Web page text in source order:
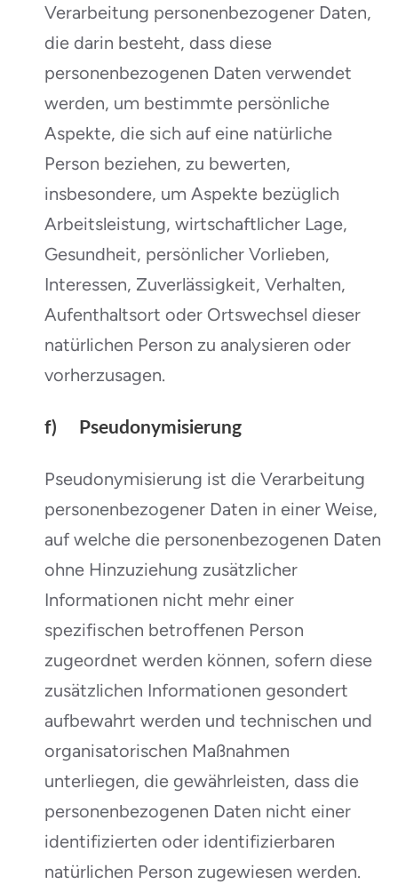
Verarbeitung personenbezogener Daten,
die darin besteht, dass diese
personenbezogenen Daten verwendet
werden, um bestimmte persönliche
Aspekte, die sich auf eine natürliche
Person beziehen, zu bewerten,
insbesondere, um Aspekte bezüglich
Arbeitsleistung, wirtschaftlicher Lage,
Gesundheit, persönlicher Vorlieben,
Interessen, Zuverlässigkeit, Verhalten,
Aufenthaltsort oder Ortswechsel dieser
natürlichen Person zu analysieren oder
vorherzusagen.
f) Pseudonymisierung
Pseudonymisierung ist die Verarbeitung
personenbezogener Daten in einer Weise,
auf welche die personenbezogenen Daten
ohne Hinzuziehung zusätzlicher
Informationen nicht mehr einer
spezifischen betroffenen Person
zugeordnet werden können, sofern diese
zusätzlichen Informationen gesondert
aufbewahrt werden und technischen und
organisatorischen Maßnahmen
unterliegen, die gewährleisten, dass die
personenbezogenen Daten nicht einer
identifizierten oder identifizierbaren
natürlichen Person zugewiesen werden.